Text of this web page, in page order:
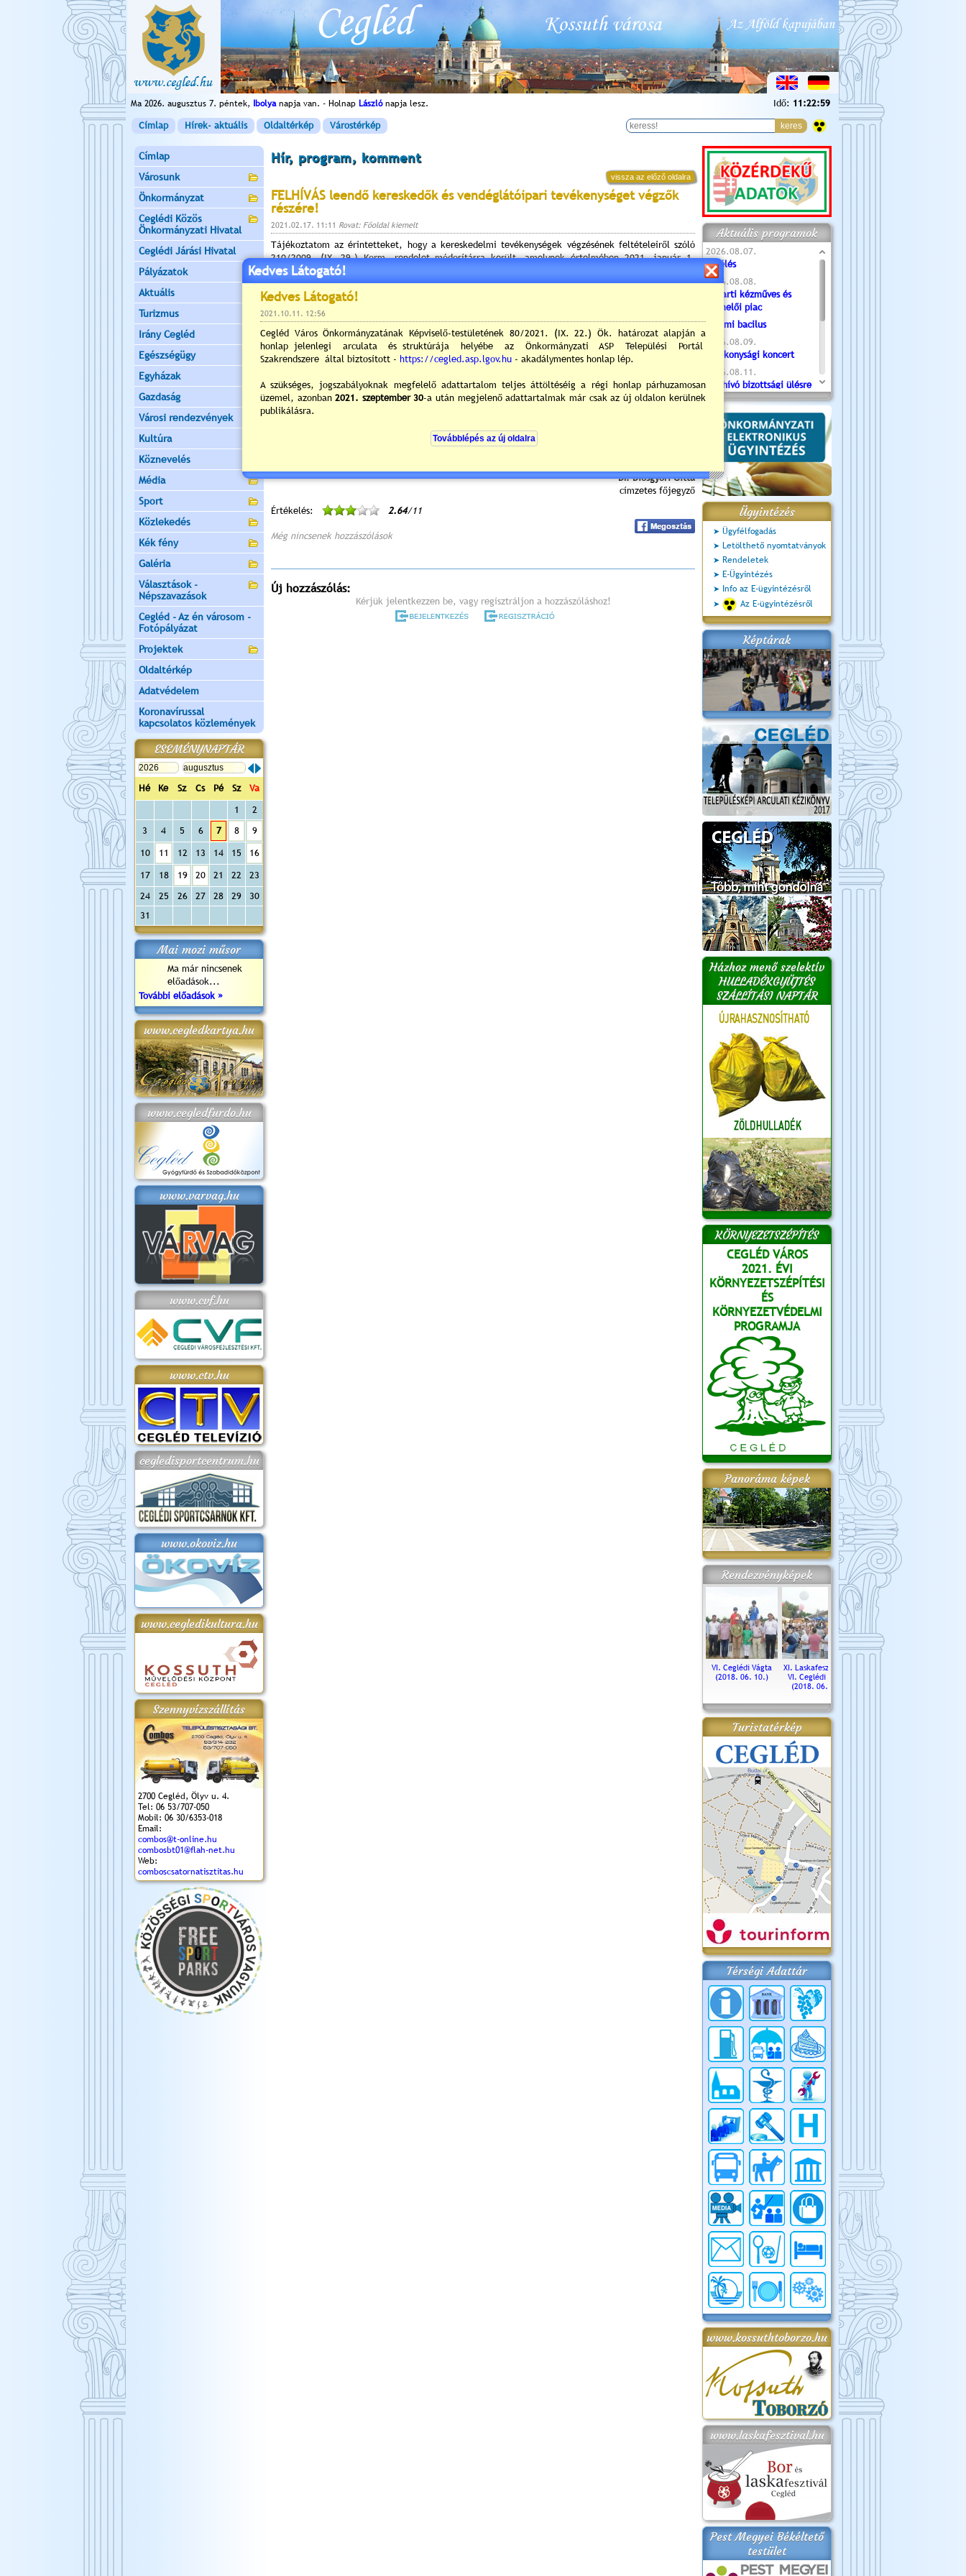
Ma 2026. augusztus 7. péntek, Ibolyanapja van. - Holnap Lászlónapja lesz. Idő: 11:23:00
Címlap Hírek- aktuális Oldaltérkép Várostérkép
Címlap
Városunk
Önkormányzat
Ceglédi Közös
Önkormányzati Hivatal
Ceglédi Járási Hivatal
Pályázatok
Aktuális
Turizmus
Irány Cegléd
Egészségügy
Egyházak
Gazdaság
Városi rendezvények
Kultúra
Köznevelés
Média
Sport
Közlekedés
Kék fény
Galéria
Választások -
Népszavazások
Cegléd - Az én városom -
Fotópályázat
Projektek
Oldaltérkép
Adatvédelem
Koronavírussal
kapcsolatos közlemények
ESEMÉNYNAPTÁR
Hé Ke Sz Cs Pé Sz
Va
1
2
3
4 5 6 7 8 9
10 11 12 13 14 15 16
17 18 19 20 21 22
23
24
25 26 27 28 29
30
31
Mai mozi műsor
Ma már nincsenek
előadások...
További előadások »
www.cegledkartya.hu
www.cegledfurdo.hu
www.varvag.hu
www.cvf.hu
www.ctv.hu
cegledisportcentrum.hu
www.okoviz.hu
www.cegledikultura.hu
Szennyvízszállítás
2700 Cegléd, Ölyv u. 4.
Tel: 06 53/707-050
Mobil: 06 30/6353-018
Email:
combos@t-online.hu
combosbt01@flah-net.hu
Web:
comboscsatornatisztitas.hu
Hír, program, komment
vissza az előző oldalra
FELHÍVÁS leendő kereskedők és vendéglátóipari tevékenységet végzők
részére!
2021.02.17. 11:11 Rovat: Főoldal kiemelt
Tájékoztatom az érintetteket, hogy a kereskedelmi tevékenységek végzésének feltételeiről szóló
210/2009. (IX. 29.) Korm. rendelet módosításra került, amelynek értelmében 2021. január 1.
napjátólaz üzletben folytatott kereskedelmi tevékenység akkor végezhető, hogy ha az üzletként
szolgáló épület a hatályos jogszabályi feltételeknek megfelel.
Amennyiben az ingatlan nyilvántartásban az épület/épületrész, helyiség nem a megfelelő
megnevezéssel (pl.: üzlet, presszó, áruház, stb.), rendelkezik, nem javasoljuk a kereskedelmi
hatóság felé történő bejelentést.Tekintettel arra, hogy a bejelentést követően az ellenőrzés során
az ingatlan nem fog megfelelni a jogszabályi feltételeknek, ezért az üzlet ideiglenes bezáratására
kerül sor, illetve amennyiben a rendeltetésmódosítás ingatlan-nyilvántartási átvezetése nem történik
meg határidőn belül, akkor végleges bezárásra kerül.
Kérem, hogy az építmények, önálló rendeltetési egységek rendeltetésmódosításával kapcsolatos
eljárásrendről érdeklődjön a Ceglédi Közös Önkormányzati Hivatal Beruházási és Közbiztonsági Iroda
munkatársainál a +3653511400/371 mellékű, vagy a +3653511431 telefonszámokon, illetőleg a
Dr. Diósgyőri Gitta
címzetes főjegyző
Értékelés:
2.64/11
Még nincsenek hozzászólások
Új hozzászólás:
Kérjük jelentkezzen be, vagy regisztráljon a hozzászóláshoz!
Aktuális programok
2026.08.07.
Túlélés
2026.08.08.
Tóparti kézműves és
termelői piac
Valami bacilus
2026.08.09.
Jótékonysági koncert
2026.08.11.
Meghívó bizottsági ülésre
- 2026.08.11. 07:55
2026.08.16.
Újvárosi Közlekedési és
Sportnap
2026.08.19.
Ceglédi fotóklub kiállítás
2026.08.20.
Szent István Ünnepe
Ügyintézés
Ügyfélfogadás
Letölthető nyomtatványok
Rendeletek
E-Ügyintézés
Info az E-ügyintézésről
Az E-ügyintézésről
Képtárak
Házhoz menő szelektív
HULLADÉKGYŰJTÉS
SZÁLLÍTÁSI NAPTÁR
KÖRNYEZETSZÉPÍTÉS
CEGLÉD VÁROS
2021. ÉVI
KÖRNYEZETSZÉPÍTÉSI
ÉS
KÖRNYEZETVÉDELMI
PROGRAMJA
Panoráma képek
Rendezvényképek
VI. Ceglédi Vágta
(2018. 06. 10.)
XI. Laskafesztivál és
VI. Ceglédi Vágta
(2018. 06. 10.)
Városnapok 2018.
Kossuth Toborzó
Ünnepély
Szent István Ünnepe
(2017. 08. 20.)
Turistatérkép
Térségi Adattár
www.kossuthtoborzo.hu
www.laskafesztival.hu
Pest Megyei Békéltető
testület
Kedves Látogató!